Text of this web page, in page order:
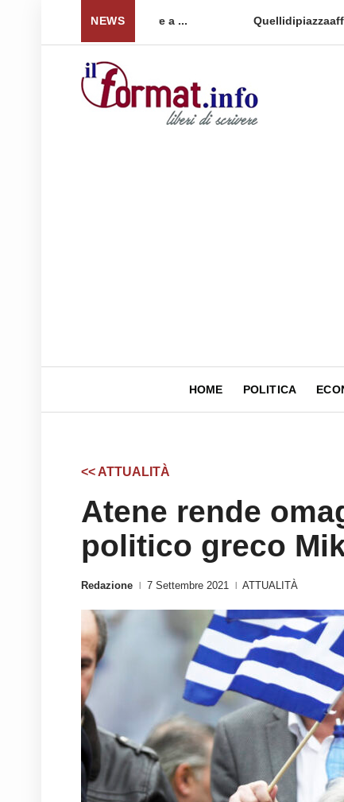
NEWS
per tornare a ... Quellidipiazzaaffari lancia un
HOME POLITICA
<< ATTUALITÀ
Atene rende
politico greco
Redazione 7 Settembre 2021 ATTUALITÀ